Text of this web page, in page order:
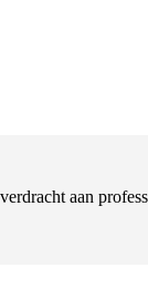
aan